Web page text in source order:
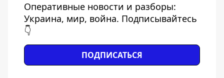
Оперативные новости и разборы:
Украина, мир, война. Подписывайтесь
👇
ПОДПИСАТЬСЯ